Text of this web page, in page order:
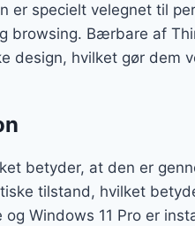
er specielt velegnet til
browsing. Bærbare af
design, hvilket gør
betyder, at den er
tilstand, hvilket
Windows 11 Pro er